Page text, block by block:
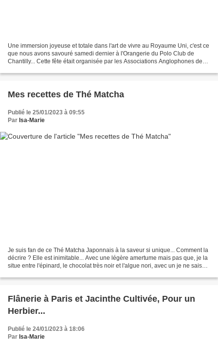
Une immersion joyeuse et totale dans l'art de vivre au Royaume Uni, c'est ce
que nous avons savouré samedi dernier à l'Orangerie du Polo Club de
Chantilly... Cette fête était organisée par les Associations Anglophones de
Mes recettes de Thé Matcha
Publié le 25/01/2023 à 09:55
Par Isa-Marie
Je suis fan de ce Thé Matcha Japonnais à la saveur si unique... Comment la
décrire ? Elle est inimitable... Avec une légère amertume mais pas que, je la
situe entre l'épinard, le chocolat très noir et l'algue nori, avec un je ne sais
Flânerie à Paris et Jacinthe Cultivée, Pour un
Herbier...
Publié le 24/01/2023 à 18:06
Par Isa-Marie